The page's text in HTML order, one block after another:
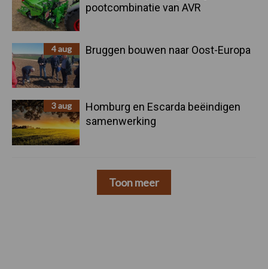
pootcombinatie van AVR
4 aug Bruggen bouwen naar Oost-Europa
3 aug
Homburg en Escarda beëindigen
samenwerking
Toon meer